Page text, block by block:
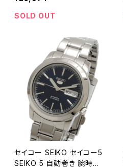
SOLD OUT
セイコー SEIKO セイコー5
SEIKO 5 自動巻き 腕時計